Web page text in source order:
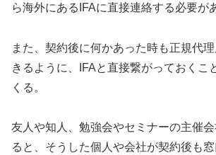
ら海外にあるIFAに直接連絡する必要が
また、契約後に何かあった時も正規代
きるように、IFAと直接繋がっておくこ
くる。
友人や知人、勉強会やセミナーの主催
ると、そうした個人や会社が契約後も